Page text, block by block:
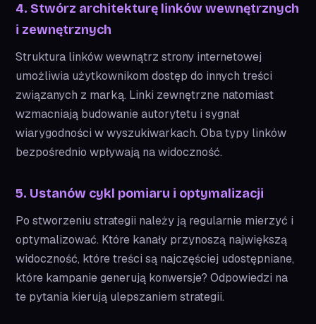
4. Stwórz architekturę linków wewnętrznych
i zewnętrznych
Struktura linków wewnątrz strony internetowej
umożliwia użytkownikom dostęp do innych treści
związanych z marką. Linki zewnętrzne natomiast
wzmacniają budowanie autorytetu i sygnał
wiarygodności w wyszukiwarkach. Oba typy linków
bezpośrednio wpływają na widoczność.
5. Ustanów cykl pomiaru i optymalizacji
Po stworzeniu strategii należy ją regularnie mierzyć i
optymalizować. Które kanały przynoszą największą
widoczność, które treści są najczęściej udostępniane,
które kampanie generują konwersje? Odpowiedzi na
te pytania kierują ulepszaniem strategii.